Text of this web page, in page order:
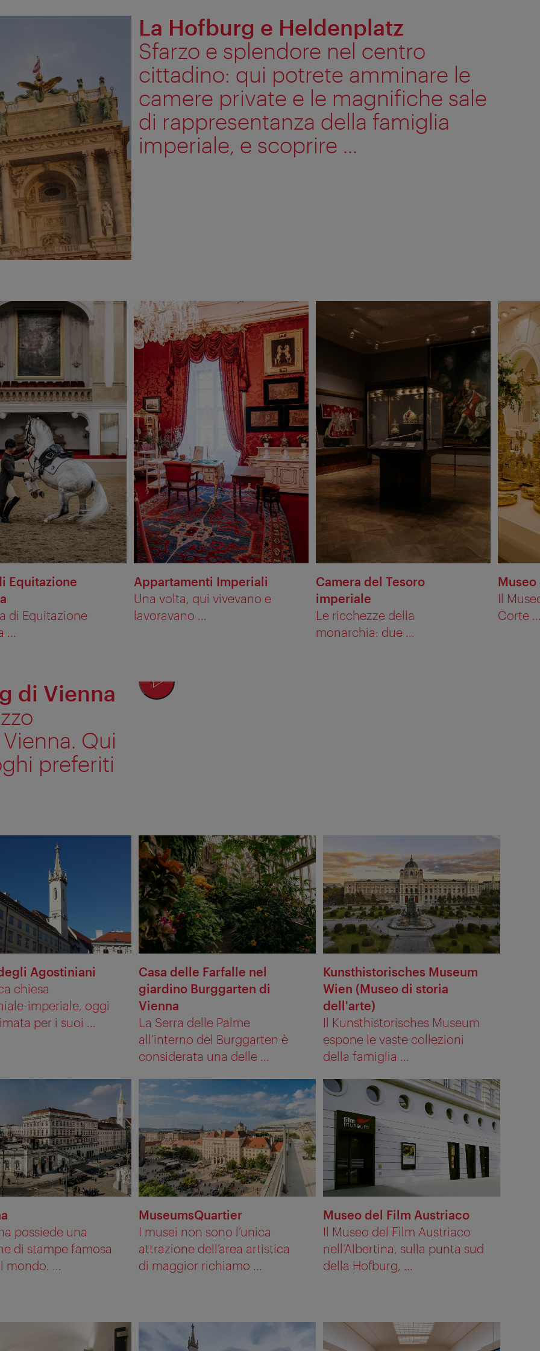
La Hofburg e Heldenplatz
Sfarzo e splendore nel centro
cittadino: qui potrete amminare le
camere private e le magnifiche sale
di rappresentanza della famiglia
imperiale, e scoprire ...
Equitazione
di Equitazione
Appartamenti Imperiali
Una volta, qui vivevano e
lavoravano ...
Camera del Tesoro
imperiale
Le ricchezze della
monarchia: due ...
Museo
Il
Corte
di Vienna
Qui
preferiti
Agostiniani
chiesa
imperiale, oggi
per i suoi ...
Casa delle Farfalle nel
giardino Burggarten di
Vienna
La Serra delle Palme
all’interno del Burggarten è
considerata una delle ...
Kunsthistorisches Museum
Wien (Museo di storia
dell'arte)
Il Kunsthistorisches Museum
espone le vaste collezioni
della famiglia ...
possiede una
di stampe famosa
mondo. ...
MuseumsQuartier
I musei non sono l’unica
attrazione dell’area artistica
di maggior richiamo ...
Museo del Film Austriaco
Il Museo del Film Austriaco
nell’Albertina, sulla punta sud
della Hofburg, ...